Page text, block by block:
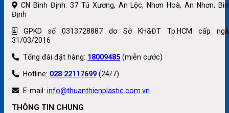
CN Bình Định: 37 Tú Xương, An Lộc, Nhơn Hoà, An Nhơn,
Định
GPKD số 0313728887 do Sở KH&ĐT Tp.HCM cấp
31/03/2016
Tổng đài đặt hàng: 18009485 (miễn cước)
Hotline: 028 22117699 (24/7)
E-mail: info@thuanthienplastic.com.vn
THÔNG TIN CHUNG